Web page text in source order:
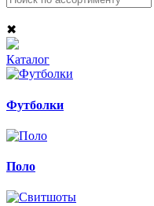
✖
Каталог
Футболки
Поло